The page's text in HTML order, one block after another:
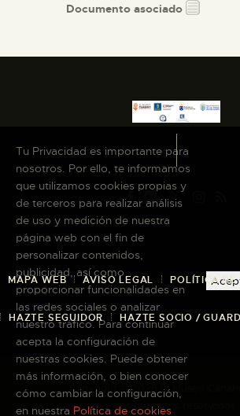
Documento asociado
MAPA WEB AVISO LEGAL POLÍTICA DE
HAZTE SEGUIDOR HAZTE SOCIO /
Copyright © 2026 El Museo
los derechos reservados
Tu Privacidad es importante para
nosotros. Por ello, te informamos
que utilizamos cookies propias y
de terceros para realizar análisis
de uso y medición de nuestra
página web con el fin de
personalizar contenidos,
publicidad, así como
proporcionar funcionalidades en
las redes sociales o analizar
nuestro tráfico. Para continuar
acepta la configuración de
nuestras cookies. Puede obtener
más información, o bien conocer
cómo cambiar la configuración,
en nuestra Política de cookies